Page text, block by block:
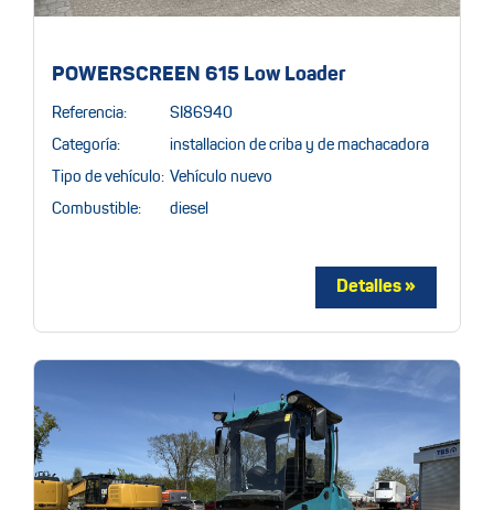
POWERSCREEN 615 Low Loader
Referencia: SI86940
Categoría: installacion de criba y de machacadora
Tipo de vehículo: Vehículo nuevo
Combustible: diesel